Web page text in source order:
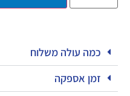
כמה עולה משלוח
זמן אספקה